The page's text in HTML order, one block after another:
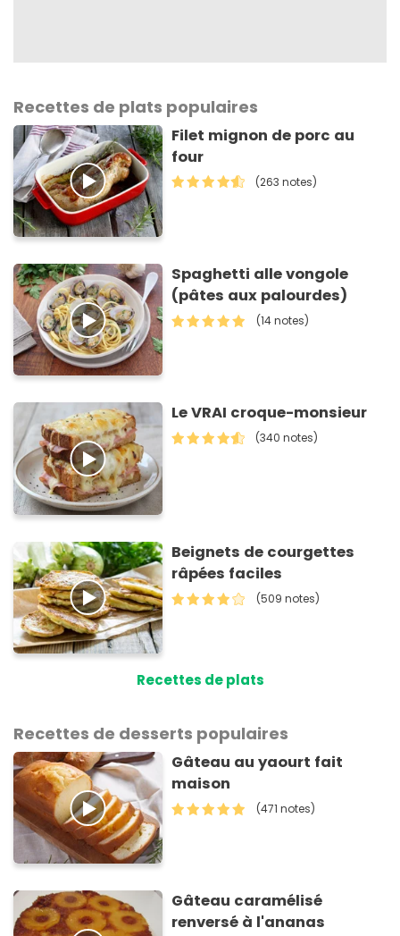
Recettes de plats populaires
Filet mignon de porc au
four
(263 notes)
Spaghetti alle vongole
(pâtes aux palourdes)
(14 notes)
Le VRAI croque-monsieur
(340 notes)
Beignets de courgettes
râpées faciles
(509 notes)
Recettes de plats
Recettes de desserts populaires
Gâteau au yaourt fait
maison
(471 notes)
Gâteau caramélisé
renversé à l'ananas